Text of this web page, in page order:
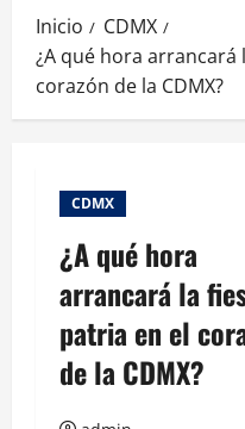
Inicio
CDMX
¿A qué hora arrancará
corazón de la CDMX?
CDMX
¿A qué hora
arrancará la
patria en el
de la CDMX?